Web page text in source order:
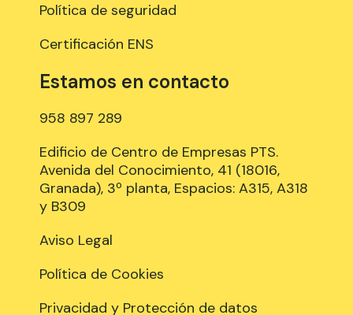
Política de seguridad
Certificación ENS
Estamos en contacto
958 897 289
Edificio de Centro de Empresas PTS.
Avenida del Conocimiento, 41 (18016,
Granada), 3º planta, Espacios: A315, A318
y B309
Aviso Legal
Política de Cookies
Privacidad y Protección de datos